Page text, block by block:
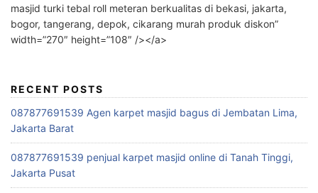
masjid turki tebal roll meteran berkualitas di bekasi, jakarta,
bogor, tangerang, depok, cikarang murah produk diskon”
width=”270″ height=”108″ /></a>
RECENT POSTS
087877691539 Agen karpet masjid bagus di Jembatan Lima,
Jakarta Barat
087877691539 penjual karpet masjid online di Tanah Tinggi,
Jakarta Pusat